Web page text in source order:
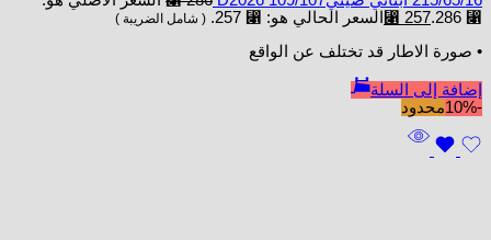
⃁ 286.
⃁ 257 السعر الحالي هو: ⃁ 257. ( شامل الضريبة )
• صورة الاطار قد تختلف عن الواقع
إضافة إلى السلة
-10%
محدود